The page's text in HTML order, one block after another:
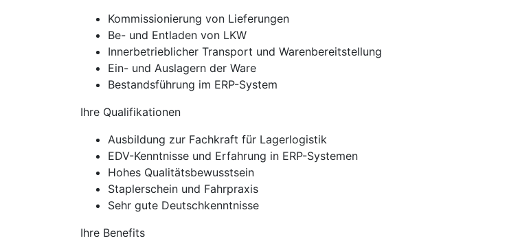
Kommissionierung von Lieferungen
Be- und Entladen von LKW
Innerbetrieblicher Transport und Warenbereitstellung
Ein- und Auslagern der Ware
Bestandsführung im ERP-System
Ihre Qualifikationen
Ausbildung zur Fachkraft für Lagerlogistik
EDV-Kenntnisse und Erfahrung in ERP-Systemen
Hohes Qualitätsbewusstsein
Staplerschein und Fahrpraxis
Sehr gute Deutschkenntnisse
Ihre Benefits